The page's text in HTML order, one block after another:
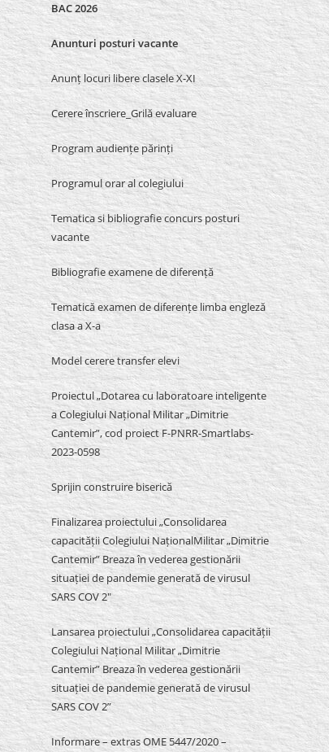
BAC 2026
Anunturi posturi vacante
Anunț locuri libere clasele X-XI
Cerere înscriere_Grilă evaluare
Program audiențe părinți
Programul orar al colegiului
Tematica si bibliografie concurs posturi
vacante
Bibliografie examene de diferență
Tematică examen de diferențe limba engleză
clasa a X-a
Model cerere transfer elevi
Proiectul „Dotarea cu laboratoare inteligente
a Colegiului Național Militar „Dimitrie
Cantemir”, cod proiect F-PNRR-Smartlabs-
2023-0598
Sprijin construire biserică
Finalizarea proiectului „Consolidarea
capacității Colegiului NaționalMilitar „Dimitrie
Cantemir” Breaza în vederea gestionării
situației de pandemie generată de virusul
SARS COV 2″
Lansarea proiectului „Consolidarea capacității
Colegiului Național Militar „Dimitrie
Cantemir” Breaza în vederea gestionării
situației de pandemie generată de virusul
SARS COV 2”
Informare – extras OME 5447/2020 –